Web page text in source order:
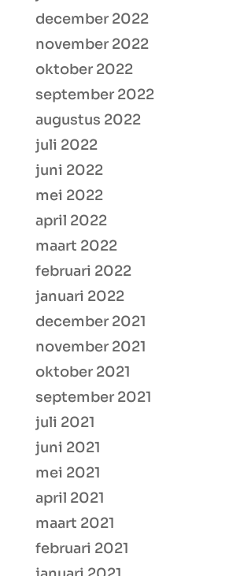
december 2022
november 2022
oktober 2022
september 2022
augustus 2022
juli 2022
juni 2022
mei 2022
april 2022
maart 2022
februari 2022
januari 2022
december 2021
november 2021
oktober 2021
september 2021
juli 2021
juni 2021
mei 2021
april 2021
maart 2021
februari 2021